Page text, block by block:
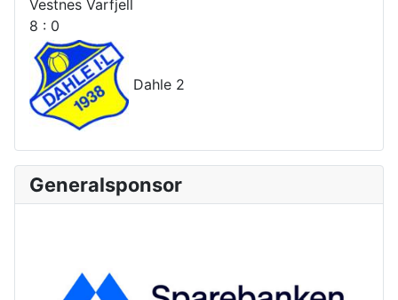
Vestnes Varfjell
8 : 0
Dahle 2
Generalsponsor